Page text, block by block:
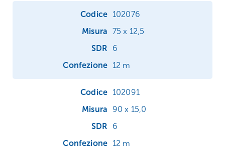
102076
75 x 12,5
6
12 m
102091
90 x 15,0
6
12 m